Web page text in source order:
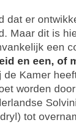
dat er
Maar dit is
een
en een, of
de Kamer
worden
tot